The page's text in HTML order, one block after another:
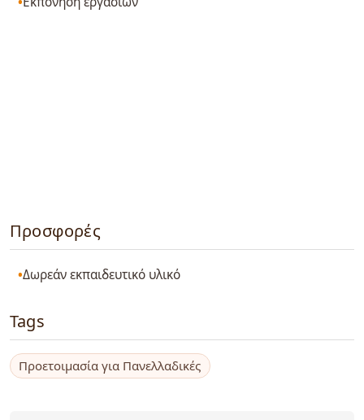
Προσφορές
Δωρεάν εκπαιδευτικό υλικό
Tags
Προετοιμασία για Πανελλαδικές